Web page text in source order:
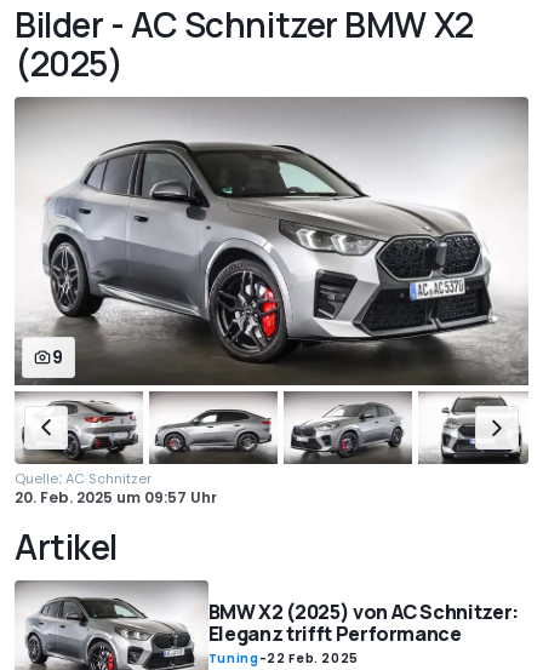
Bilder - AC Schnitzer BMW X2
(2025)
9
Quelle:AC Schnitzer
20. Feb. 2025 um 09:57 Uhr
Artikel
BMW X2 (2025) von AC Schnitzer:
Eleganz trifft Performance
Tuning-22 Feb. 2025